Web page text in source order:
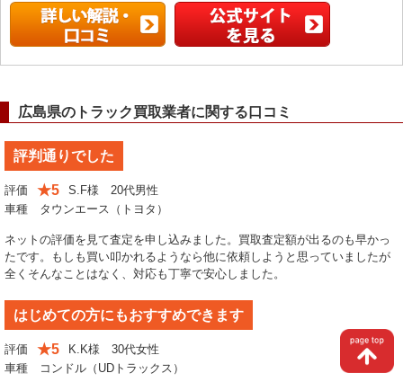
広島県のトラック買取業者に関する口コミ
評判通りでした
評価 ★5
S.F様 20代男性
車種 タウンエース（トヨタ）
ネットの評価を見て査定を申し込みました。買取査定額が出るのも早かっ
たです。もしも買い叩かれるようなら他に依頼しようと思っていましたが
全くそんなことはなく、対応も丁寧で安心しました。
はじめての方にもおすすめできます
評価 ★5
K.K様 30代女性
車種 コンドル（UDトラックス）